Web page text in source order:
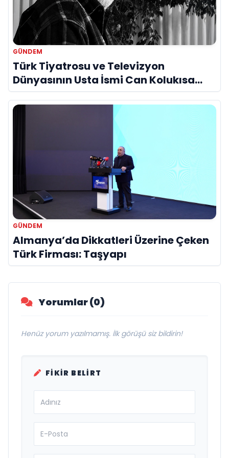
GÜNDEM
Türk Tiyatrosu ve Televizyon
Dünyasının Usta İsmi Can Kolukısa
Hayatını Kaybetti
GÜNDEM
Almanya’da Dikkatleri Üzerine Çeken
Türk Firması: Taşyapı
Yorumlar (0)
Henüz yorum yazılmamış. İlk görüşü siz bildirin!
FIKIR BELIRT